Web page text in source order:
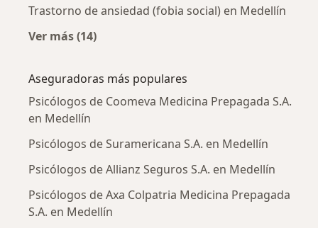
Trastorno de ansiedad (fobia social) en Medellín
Ver más (14)
Aseguradoras más populares
Psicólogos de Coomeva Medicina Prepagada S.A.
en Medellín
Psicólogos de Suramericana S.A. en Medellín
Psicólogos de Allianz Seguros S.A. en Medellín
Psicólogos de Axa Colpatria Medicina Prepagada
S.A. en Medellín